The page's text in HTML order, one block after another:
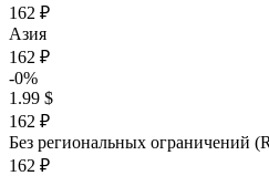
162 ₽
Азия
162 ₽
-0%
1.99 $
162 ₽
Без региональных ограничений
162 ₽